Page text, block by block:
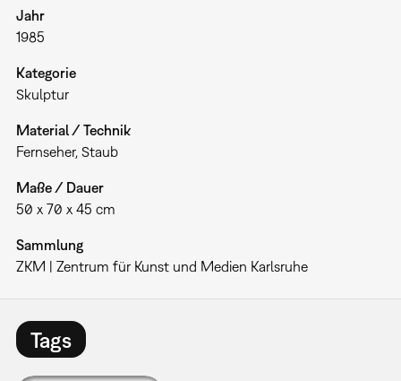
Jahr
1985
Kategorie
Skulptur
Material / Technik
Fernseher, Staub
Maße / Dauer
50 x 70 x 45 cm
Sammlung
ZKM | Zentrum für Kunst und Medien Karlsruhe
Tags